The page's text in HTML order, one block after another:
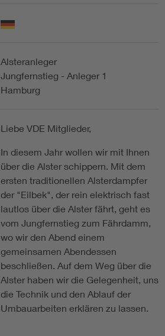
Alsteranleger
Jungfernstieg - Anleger 1
Hamburg
Liebe VDE Mitglieder,
In diesem Jahr wollen wir mit Ihnen
über die Alster schippern. Mit dem
ersten traditionellen Alsterdampfer
der "Eilbek", der rein elektrisch fast
lautlos über die Alster fährt, geht es
vom Jungfernstieg zum Fährdamm,
wo wir den Abend einem
gemeinsamen Abendessen
beschließen. Auf dem Weg über die
Alster haben wir die Gelegenheit, uns
die Technik und den Ablauf der
Umbauarbeiten erklären zu lassen.